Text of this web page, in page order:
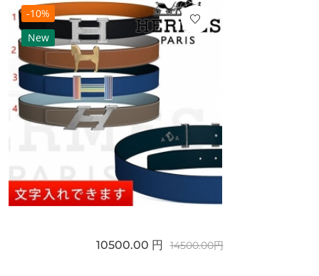
-10%
New
10500.00 円 14500.00円